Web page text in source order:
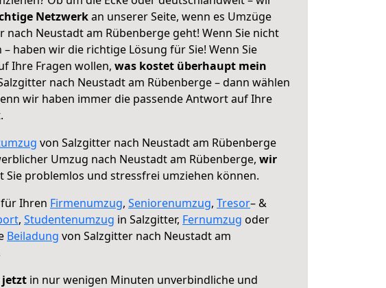
Netzwerkan unserer Seite, wenn es Umzüge
nach Neustadt am Rübenberge geht! Wenn Sie nicht
haben wir die richtige Lösung für Sie! Wenn Sie
Ihre Fragen wollen, was kostet überhaupt mein
nach Neustadt am Rübenberge – dann wählen
wir haben immer die passende Antwort auf Ihre
von Salzgitter nach Neustadt am Rübenberge
Umzug nach Neustadt am Rübenberge, wir
Sie problemlos und stressfrei umziehen können.
Ihren Firmenumzug, Seniorenumzug, Tresor– &
, Studentenumzug in Salzgitter, Fernumzug oder
Beiladung von Salzgitter nach Neustadt am
jetzt in nur wenigen Minuten unverbindliche und